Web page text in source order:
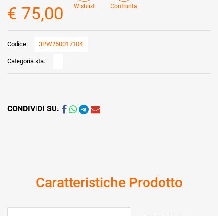
Wishlist Confronta
€ 75,00
Codice: 3PW250017104
Categoria sta.:
CONDIVIDI SU:
Caratteristiche Prodotto